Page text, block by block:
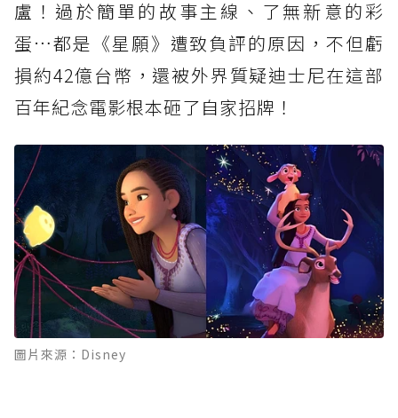
盧！過於簡單的故事主線、了無新意的彩
蛋…都是《星願》遭致負評的原因，不但虧
損約42億台幣，還被外界質疑迪士尼在這部
百年紀念電影根本砸了自家招牌！
圖片來源：Disney